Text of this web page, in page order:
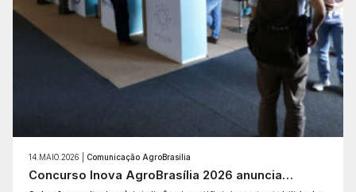
14.MAIO.2026 | Comunicação AgroBrasília
Concurso Inova AgroBrasília 2026 anuncia…